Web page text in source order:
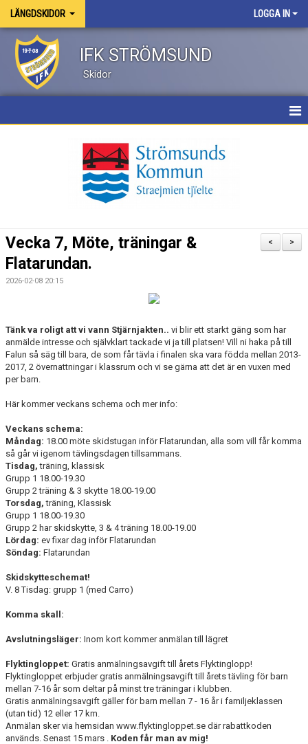
LÄNGDSKIDOR LOGGA IN
IFK STRÖMSUND
Skidor
BILDGALLERI
DOKUMENT
TÄVLINGSKALENDER
>
<
Vecka 7, Möte, träningar &
Flatarundan.
2026-02-08 20:15
Tänk va roligt att vi vann Stjärnjakten.. vi blir ett starkt gäng som har
anmälde intresse och självklart tackade vi ja till platsen! Vill ni haka på till
Falun så säg till bara, de som får tävla i finalen ska vara födda mellan 2013-
2017, 2 övernattningar i klassrum och vi se gärna att det är en vuxen med
per barn.
Här kommer veckans schema och mer info:
Veckans schema:
Måndag: 18.00 möte skidstugan inför Flatarundan, alla som vill får komma
så går vi igenom tävlingsdagen tillsammans.
Tisdag,träning, klassisk
Grupp 1 18.00-19.30
Grupp 2 träning & 3 skytte 18.00-19.00
Torsdag,träning, Klassisk
Grupp 1 18.00-19.30
Grupp 2 har skidskytte, 3 & 4 träning 18.00-19.00
Lördag: ev fixar dag inför Flatarundan
Söndag: Flatarundan
Skidskytteschemat!
V. 8 Tisdag: grupp 1 (med Carro)
Komma skall:
Avslutningsläger: Inom kort kommer anmälan till lägret
Flyktingloppet: Gratis anmälningsavgift till årets Flyktinglopp!
Flyktingloppet erbjuder gratis anmälningsavgift till årets tävling för barn
mellan 7-16 år som deltar på minst tre träningar i klubben.
Gratis anmälningsavgift gäller för barn mellan 7 - 16 år i familjeklassen
(utan tid) 12 eller 17 km.
Anmälan sker via hemsidan www.flyktingloppet.se där rabattkoden
används. Senast 15 mars . Koden får man av mig!